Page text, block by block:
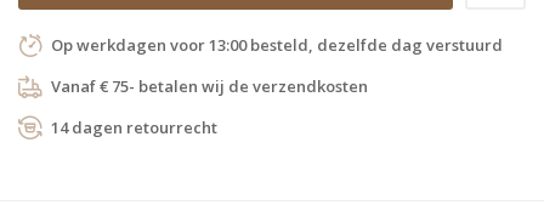
Op werkdagen voor 13:00 besteld, dezelfde dag verstuurd
Vanaf € 75- betalen wij de verzendkosten
14 dagen retourrecht